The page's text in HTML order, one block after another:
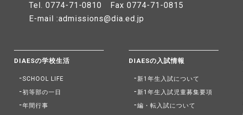
Tel. 0774-71-0810 Fax 0774-71-0815
E-mail :admissions@dia.ed.jp
DIAESの学校生活
SCHOOL LIFE
初等部の一日
年間行事
DIAESの入試情報
新1年生入試について
新1年生入試児童募集要項
編・転入試について